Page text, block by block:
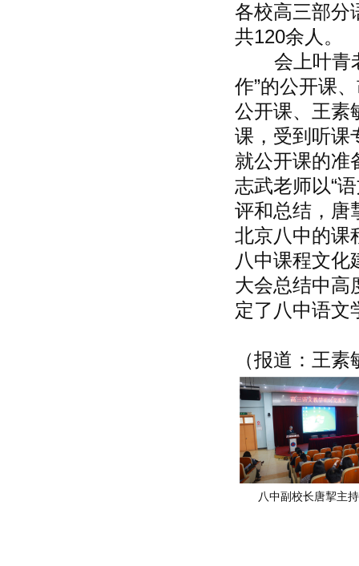
各校高三部分
共120余人。
会上叶青老
作”的公开课
公开课、王素
课，受到听课
就公开课的准
志武老师以“
评和总结，唐
北京八中的课
八中课程文化
大会总结中高
定了八中语文
（报道：王素
八中副校长唐挈主